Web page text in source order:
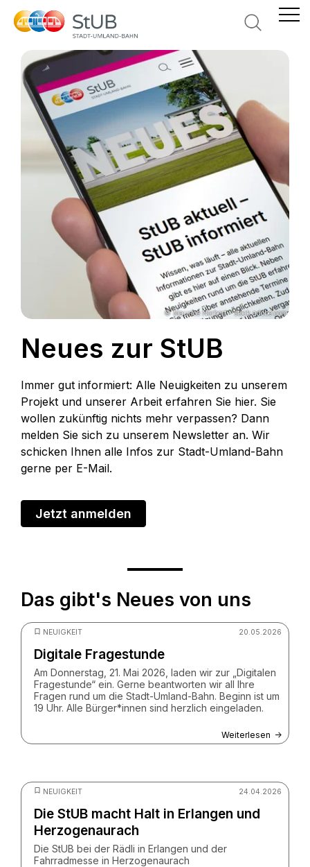
© Maurice Norbert - stock.adobe.com
Neues zur StUB
Immer gut informiert: Alle Neuigkeiten zu unserem
Projekt und unserer Arbeit erfahren Sie hier. Sie
wollen zukünftig nichts mehr verpassen? Dann
melden Sie sich zu unserem Newsletter an. Wir
schicken Ihnen alle Infos zur Stadt-Umland-Bahn
gerne per E-Mail.
Jetzt anmelden
Das gibt's Neues von uns
NEUIGKEIT 20.05.2026
Digitale Fragestunde
Am Donnerstag, 21. Mai 2026, laden wir zur „Digitalen
Fragestunde“ ein. Gerne beantworten wir all Ihre
Fragen rund um die Stadt-Umland-Bahn. Beginn ist um
19 Uhr. Alle Bürger*innen sind herzlich eingeladen.
Weiterlesen
NEUIGKEIT 24.04.2026
Die StUB macht Halt in Erlangen und
Herzogenaurach
Die StUB bei der Rädli in Erlangen und der
Fahrradmesse in Herzogenaurach